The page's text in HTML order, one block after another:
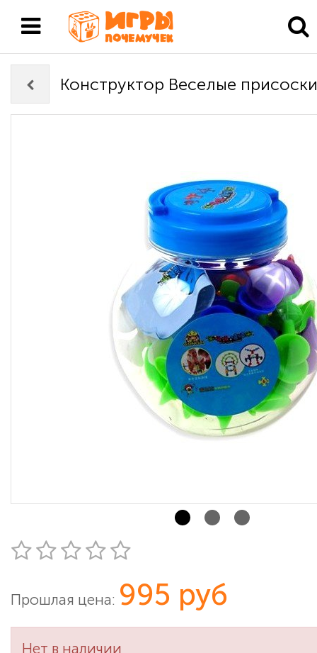
Конструктор Веселые
Прошлая цена: 995 руб
Нет в наличии